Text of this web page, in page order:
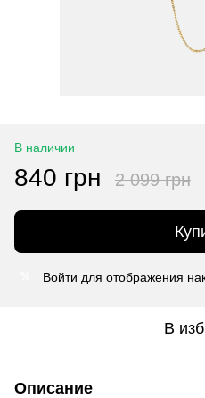
В наличии
840 грн 2 099 грн
Войти для отображения
В
Описание